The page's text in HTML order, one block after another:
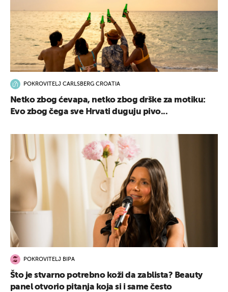
POKROVITELJ CARLSBERG CROATIA
Netko zbog ćevapa, netko zbog drške za motiku:
Evo zbog čega sve Hrvati duguju pivo...
POKROVITELJ BIPA
Što je stvarno potrebno koži da zablista? Beauty
panel otvorio pitanja koja si i same često